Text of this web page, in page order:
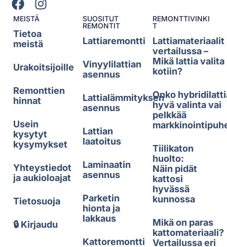
MEISTÄ
Tietoa
meistä
Urakoitsijoille
Remonttien
hinnat
Usein
kysytyt
kysymykset
Yhteystiedot
ja aukioloajat
Tietosuoja
🔒 Kirjaudu
SUOSITUT
REMONTIT
Lattiaremontti
Vinyylilattian
asennus
Lattialämmityksen
asennus
Lattian
laatoitus
Laminaatin
asennus
Parketin
hionta ja
lakkaus
Kattoremontti
REMONTTIVINKI
T
Lattiamateriaalit
vertailussa –
Mikä lattia valita
kotiin?
Onko
hyvä valinta vai
pelkkää
Tiilikaton
huolto:
Näin pidät
kattosi
hyvässä
kunnossa
Mikä on paras
kattomateriaali?
Vertailussa eri